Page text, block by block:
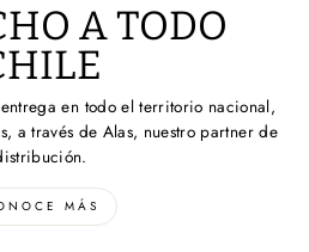
A TODO
en todo el territorio nacional,
a través de Alas, nuestro partner de
MÁS